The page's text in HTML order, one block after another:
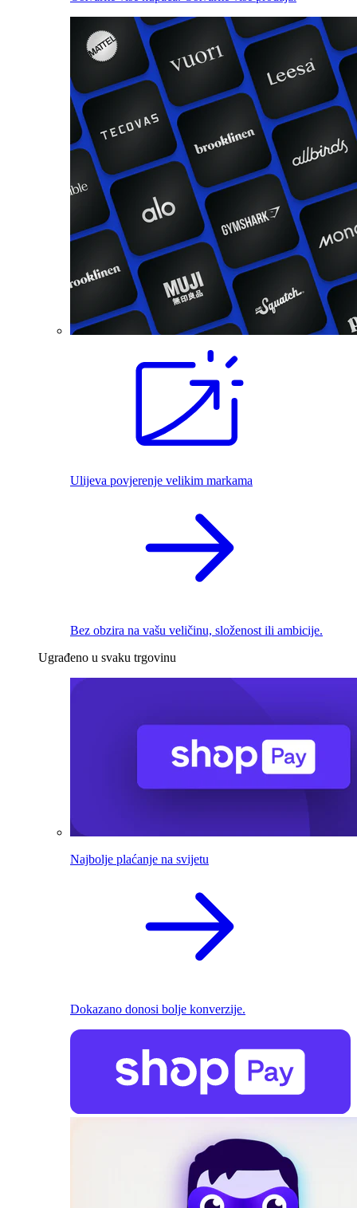
Ulijeva povjerenje velikim markama
Bez obzira na vašu veličinu, složenost ili ambicije.
Ugrađeno u svaku trgovinu
Najbolje plaćanje na svijetu
Dokazano donosi bolje konverzije.